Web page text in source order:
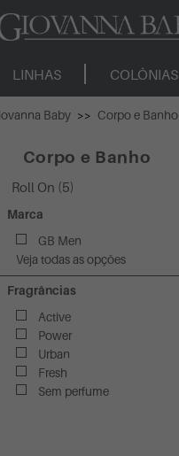
LINHAS COLÔNIAS
Baby Corpo e Banho
Corpo e Banho
Roll On (5)
Marca
GB Men
Veja todas as opções
Fragrâncias
Active
Power
Urban
Fresh
Sem perfume